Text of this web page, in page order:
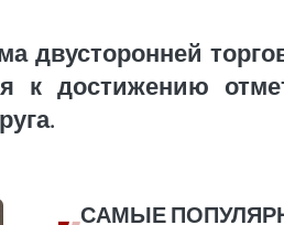
двусторонней
к достижению
САМЫЕ